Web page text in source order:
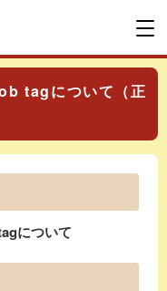
tagについて（正
について